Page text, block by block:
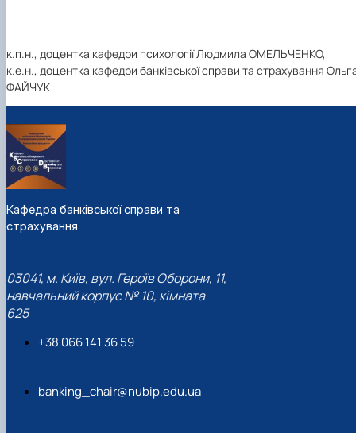
к.п.н., доцентка кафедри психології Людмила ОМЕЛЬЧЕНКО,
к.е.н., доцентка кафедри банківської справи та страхування
ФАЙЧУК
Кафедра банківської справи та
страхування
03041, м. Київ, вул. Героїв Оборони, 11,
навчальний корпус № 10, кімната
625
+38 066 141 36 59
banking_chair@nubip.edu.ua